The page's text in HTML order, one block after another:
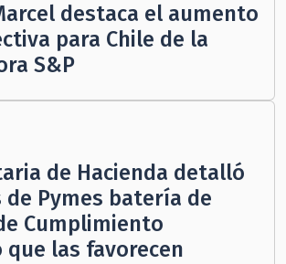
destaca el aumento
para Chile de la
S&P
de Hacienda detalló
de Pymes batería de
Cumplimiento
las favorecen